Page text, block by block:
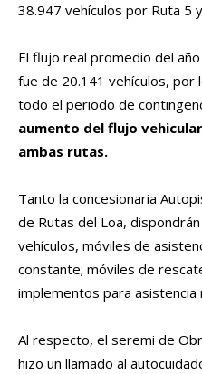
38.947 vehículos por Ruta 5
El flujo real promedio del
fue de 20.141 vehículos,
todo el periodo de
aumento del flujo
ambas rutas.
Tanto la concesionaria
de Rutas del Loa,
vehículos, móviles de
constante; móviles de
implementos para asistencia
Al respecto, el seremi de
hizo un llamado al